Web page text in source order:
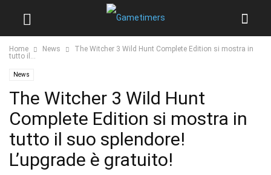
Home News
The Witcher 3 Wild Hunt Complete Edition si mostra in
tutto il...
News
The Witcher 3 Wild Hunt
Complete Edition si mostra in
tutto il suo splendore!
L’upgrade è gratuito!